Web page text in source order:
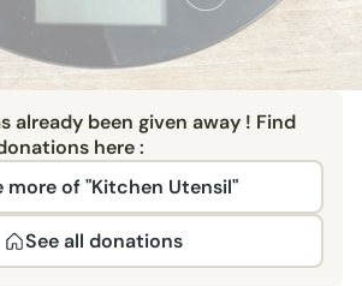
already been given away ! Find
here :
more of "Kitchen Utensil"
See all donations